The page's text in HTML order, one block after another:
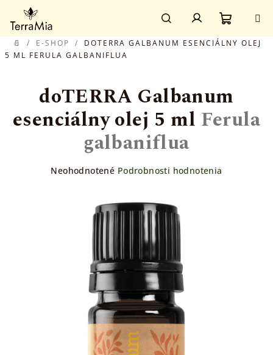
obsah
Hľadať
Prihlásenie
DOMOV
/ E-SHOP /
DOTERRA GALBANUM ESENCIÁLNY OLEJ
5 ML FERULA GALBANIFLUA
doTERRA Galbanum
esenciálny olej 5 ml Ferula
galbaniflua
Priemerné
hviezdičiek.
Neohodnotené Podrobnosti hodnotenia